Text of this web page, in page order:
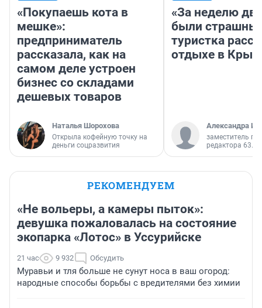
«Покупаешь кота в
мешке»:
предприниматель
рассказала, как на
самом деле устроен
бизнес со складами
дешевых товаров
Наталья Шорохова
Открыла кофейную точку на
деньги соцразвития
«За неделю
были
туристка
отдыхе в
Александра
заместитель
редактора 63.RU
РЕКОМЕНДУЕМ
«Не вольеры, а камеры пыток»:
девушка пожаловалась на состояние
экопарка «Лотос» в Уссурийске
21 час 9 932 Обсудить
Муравьи и тля больше не сунут носа в ваш огород:
народные способы борьбы с вредителями без химии